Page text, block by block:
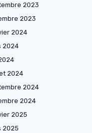
2023
2023
2024
2024
2024
2024
2024
2025
2025